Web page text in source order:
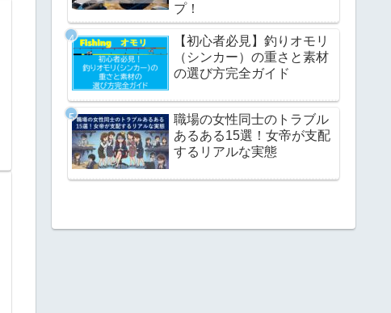
プ！
【初心者必見】釣りオモリ
（シンカー）の重さと素材
の選び方完全ガイド
職場の女性同士のトラブル
あるある15選！女帝が支配
するリアルな実態